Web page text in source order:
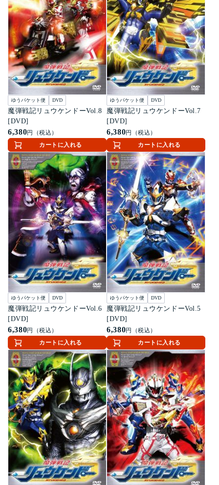
ゆうパケット便 DVD
魔弾戦記リュウケンドーVol.8
[DVD]
6,380円（税込）
カートに入れる
ゆうパケット便 DVD
魔弾戦記リュウケンドーVol.7
[DVD]
6,380円（税込）
カートに入れる
ゆうパケット便 DVD
魔弾戦記リュウケンドーVol.6
[DVD]
6,380円（税込）
カートに入れる
ゆうパケット便 DVD
魔弾戦記リュウケンドーVol.5
[DVD]
6,380円（税込）
カートに入れる